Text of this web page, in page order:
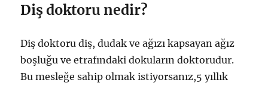
Diş doktoru nedir?
Diş doktoru diş, dudak ve ağızı kapsayan ağız
boşluğu ve etrafındaki dokuların doktorudur.
Bu mesleğe sahip olmak istiyorsanız,5 yıllık